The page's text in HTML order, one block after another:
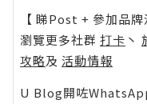
【 睇Post + 參加品牌
瀏覽更多社群 打卡 丶
攻略及 活動情報
U Blog開咗